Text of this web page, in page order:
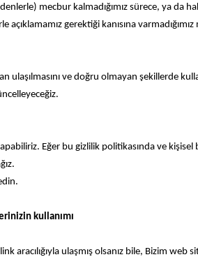
mecbur kalmadığımız sürece, ya da
gerektiği kanısına
ulaşılmasını ve doğru olmayan şekillerde
Eğer bu gizlilik politikasında ve
kullanımı
aracılığıyla ulaşmış olsanız bile, Bizim